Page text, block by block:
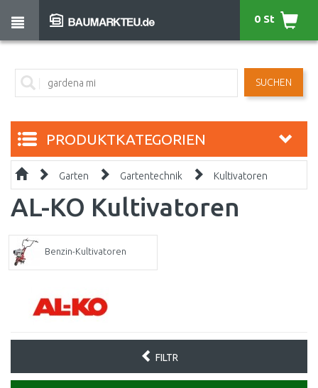
SUCHEN
0 St
PRODUKTKATEGORIEN
Garten Gartentechnik Kultivatoren
AL-KO Kultivatoren
Benzin-Kultivatoren
FILTR